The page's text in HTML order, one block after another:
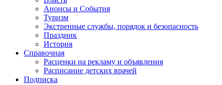
Анонсы и События
Туризм
Экстренные службы, порядок и безопасность
Праздник
История
Справочная
Расценки на рекламу и объявления
Расписание детских врачей
Подписка